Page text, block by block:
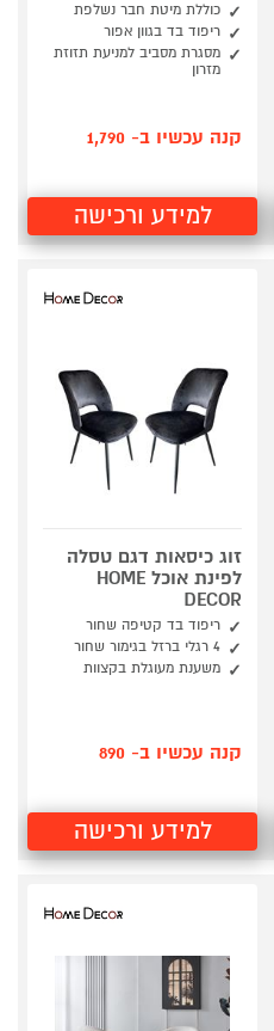
כוללת מיטת חבר נשלפת
ריפוד בד בגוון אפור
מסגרת מסביב למניעת תזוזת
מזרון
קנה עכשיו ב- 1,790
למידע ורכישה
זוג כיסאות דגם טסלה
לפינת אוכל HOME
DECOR
ריפוד בד קטיפה שחור
4 רגלי ברזל בגימור שחור
משענת מעוגלת בקצוות
קנה עכשיו ב- 890
למידע ורכישה